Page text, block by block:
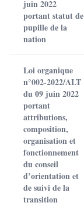
juin 2022
portant statut de
pupille de la
nation
Loi organique
n°002-2022/ALT
du 09 juin 2022
portant
attributions,
composition,
organisation et
fonctionnement
du conseil
d’orientation et
de suivi de la
transition